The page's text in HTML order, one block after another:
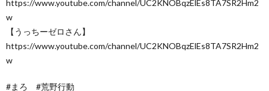
https://www.youtube.com/channel/UC2KNOBqzElEs8TA7SR2Hm2
w
【うっちーゼロさん】
https://www.youtube.com/channel/UC2KNOBqzElEs8TA7SR2Hm2
w
#まろ #荒野行動